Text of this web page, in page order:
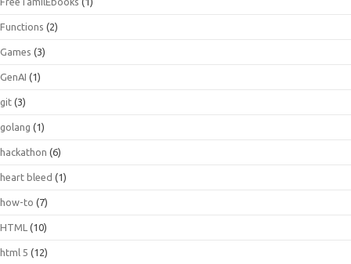
Functions (2)
Games (3)
GenAI (1)
git (3)
golang (1)
hackathon (6)
heart bleed (1)
how-to (7)
HTML (10)
html 5 (12)